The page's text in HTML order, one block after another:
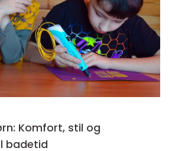
Komfort, stil og
badetid